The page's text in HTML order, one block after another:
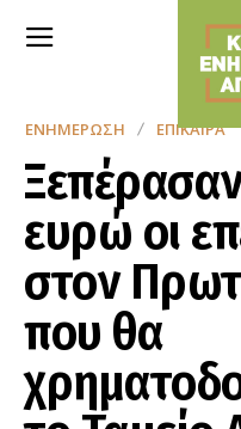
ΕΝΗΜΈΡΩΣΗ ΕΠΊΚΑΙΡΑ
ευρώ οι
στον
που θα